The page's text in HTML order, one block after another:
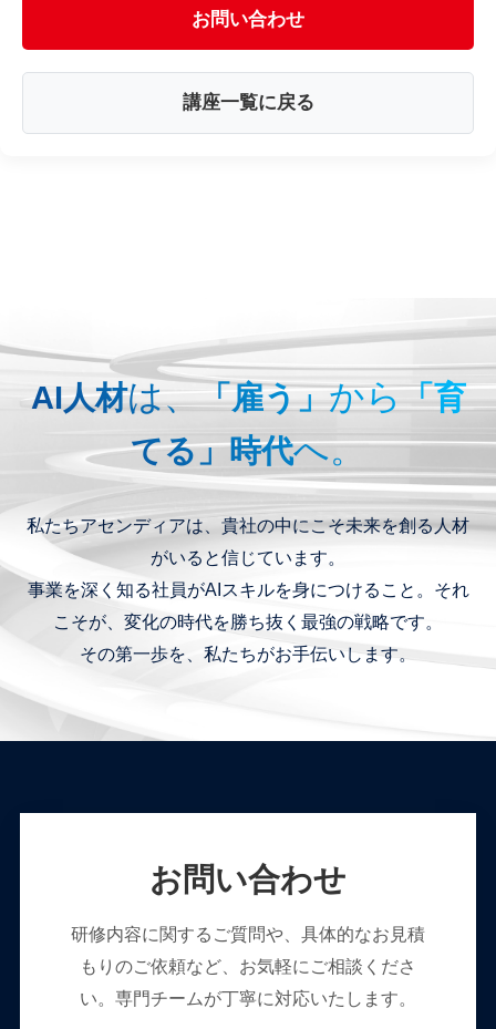
お問い合わせ
講座一覧に戻る
AI人材は、「雇う」から「育
てる」時代へ。
私たちアセンディアは、貴社の中にこそ未来を創る人材
がいると信じています。
事業を深く知る社員がAIスキルを身につけること。それ
こそが、変化の時代を勝ち抜く最強の戦略です。
その第一歩を、私たちがお手伝いします。
お問い合わせ
研修内容に関するご質問や、具体的なお見積
もりのご依頼など、お気軽にご相談くださ
い。専門チームが丁寧に対応いたします。